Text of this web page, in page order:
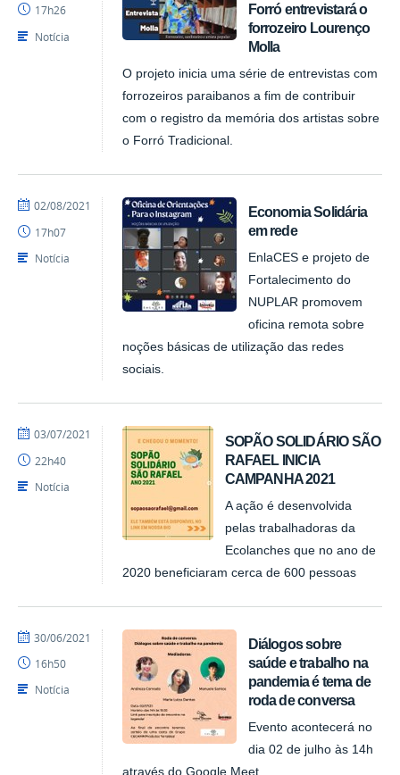
Forró entrevistará o
forrozeiro Lourenço
Molla
O projeto inicia uma série de entrevistas com
forrozeiros paraibanos a fim de contribuir
com o registro da memória dos artistas sobre
o Forró Tradicional.
17h26
Notícia
Economia Solidária
em rede
EnlaCES e projeto de
Fortalecimento do
NUPLAR promovem
oficina remota sobre
noções básicas de utilização das redes
sociais.
por
publicado
02/08/2021
17h07
Notícia
SOPÃO SOLIDÁRIO SÃO
RAFAEL INICIA
CAMPANHA 2021
A ação é desenvolvida
pelas trabalhadoras da
Ecolanches que no ano de
2020 beneficiaram cerca de 600 pessoas
por
publicado
03/07/2021
22h40
Notícia
Diálogos sobre
saúde e trabalho na
pandemia é tema de
roda de conversa
Evento acontecerá no
dia 02 de julho às 14h
através do Google Meet.
por
publicado
30/06/2021
16h50
Notícia